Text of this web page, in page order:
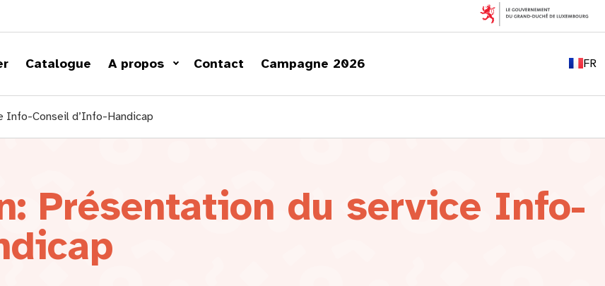
Catalogue A propos Contact Campagne 2026 FR
EN
LU
Info-Conseil d’Info-Handicap
Présentation du service Info-